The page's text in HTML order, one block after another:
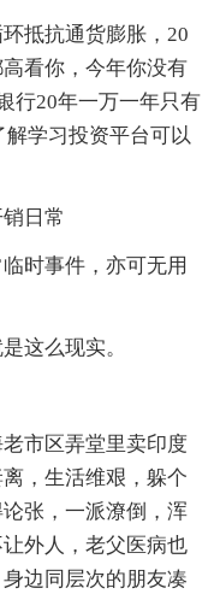
抵抗通货膨胀，20
看你，今年你没有
行20年一万一年只有
学习投资平台可以
日常
时事件，亦可无用
这么现实。
市区弄堂里卖印度
，生活维艰，躲个
张，一派潦倒，浑
外人，老父医病也
边同层次的朋友凑